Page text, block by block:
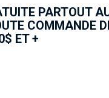
PARTOUT
COMMANDE
ET +